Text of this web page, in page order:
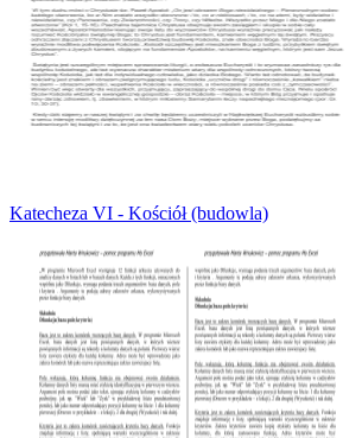
Katecheza VI - Kościół (budowla)